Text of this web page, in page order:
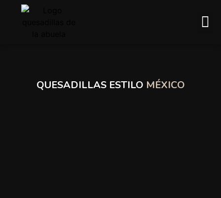
QUESADILLAS ESTILO MÉXICO